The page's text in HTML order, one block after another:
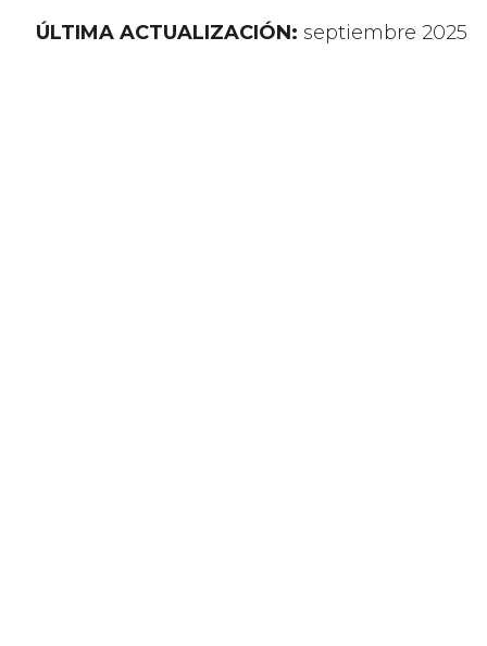
ÚLTIMA ACTUALIZACIÓN: septiembre 2025